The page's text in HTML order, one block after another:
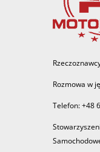
Rozmowa w
Telefon: +48